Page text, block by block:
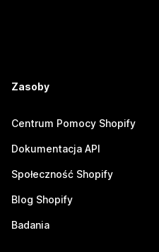
Zasoby
Centrum Pomocy Shopify
Dokumentacja API
Społeczność Shopify
Blog Shopify
Badania